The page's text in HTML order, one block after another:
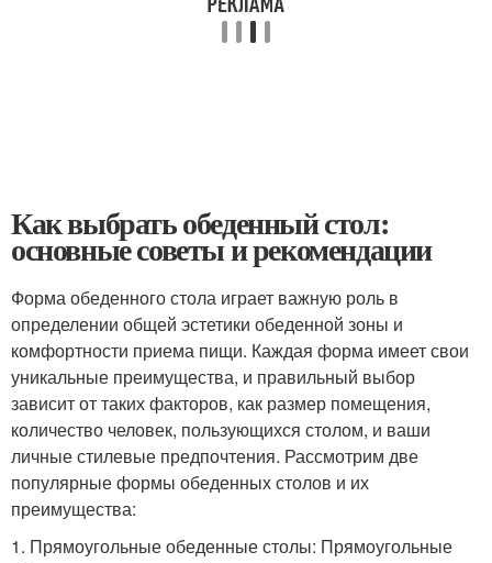
Как выбрать обеденный стол:
основные советы и рекомендации
Форма обеденного стола играет важную роль в
определении общей эстетики обеденной зоны и
комфортности приема пищи. Каждая форма имеет свои
уникальные преимущества, и правильный выбор
зависит от таких факторов, как размер помещения,
количество человек, пользующихся столом, и ваши
личные стилевые предпочтения. Рассмотрим две
популярные формы обеденных столов и их
преимущества:
1. Прямоугольные обеденные столы: Прямоугольные